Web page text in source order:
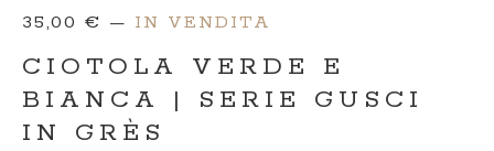
35,00 € — IN VENDITA
CIOTOLA VERDE E
BIANCA | SERIE GUSCI
IN GRÈS